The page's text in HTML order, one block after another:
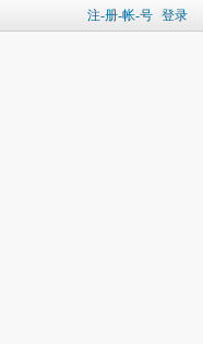
注-册-帐-号 登录